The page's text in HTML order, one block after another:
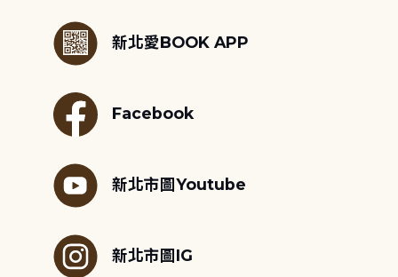
新北愛BOOK APP
Facebook
新北市圖Youtube
新北市圖IG